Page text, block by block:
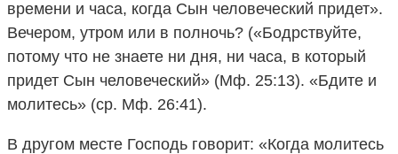
времени и часа, когда Сын человеческий придет».
Вечером, утром или в полночь? («Бодрствуйте,
потому что не знаете ни дня, ни часа, в который
придет Сын человеческий» (Мф. 25:13). «Бдите и
молитесь» (ср. Мф. 26:41).
В другом месте Господь говорит: «Когда молитесь